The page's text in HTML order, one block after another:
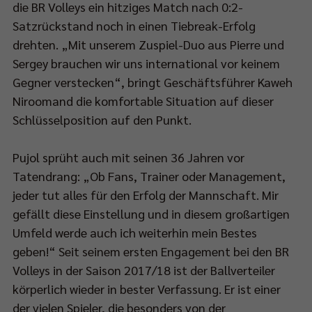
die BR Volleys ein hitziges Match nach 0:2-
Satzrückstand noch in einen Tiebreak-Erfolg
drehten. „Mit unserem Zuspiel-Duo aus Pierre und
Sergey brauchen wir uns international vor keinem
Gegner verstecken“, bringt Geschäftsführer Kaweh
Niroomand die komfortable Situation auf dieser
Schlüsselposition auf den Punkt.
Pujol sprüht auch mit seinen 36 Jahren vor
Tatendrang: „Ob Fans, Trainer oder Management,
jeder tut alles für den Erfolg der Mannschaft. Mir
gefällt diese Einstellung und in diesem großartigen
Umfeld werde auch ich weiterhin mein Bestes
geben!“ Seit seinem ersten Engagement bei den BR
Volleys in der Saison 2017/18 ist der Ballverteiler
körperlich wieder in bester Verfassung. Er ist einer
der vielen Spieler, die besonders von der